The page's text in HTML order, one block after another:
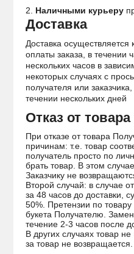
2.
Наличными курьеру
Доставка
Доставка
оплаты заказа, в течении
нескольких часов в
некоторых случаях с
получателя или
течении нескольких дней
Отказ от товара
При отказе от товара
причинам: т.е. товар
получатель просто по
брать товар. В этом
Заказчику не
Второй случай: в случае
за 48 часов до доставки,
50%. Претензии по
букета Получателю.
течение 2-3 часов после
В других случаях товар
за товар не возвращается.